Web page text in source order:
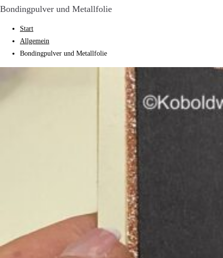
Bondingpulver und Metallfolie
Start
Allgemein
Bondingpulver und Metallfolie